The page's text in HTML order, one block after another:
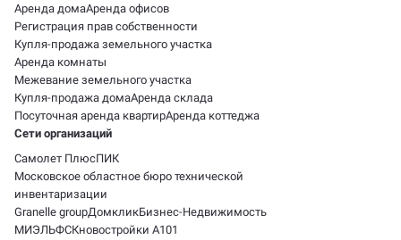
Аренда домаАренда офисов
Регистрация прав собственности
Купля-продажа земельного участка
Аренда комнаты
Межевание земельного участка
Купля-продажа домаАренда склада
Посуточная аренда квартирАренда коттеджа
Сети организаций
Самолет ПлюсПИК
Московское областное бюро технической
инвентаризации
Granelle groupДомкликБизнес-Недвижимость
МИЭЛЬФСКновостройки А101